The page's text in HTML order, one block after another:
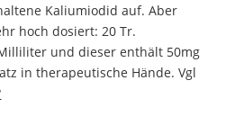
Kaliumiodid auf. Aber
hoch dosiert: 20 Tr.
und dieser enthält 50mg
in therapeutische Hände. Vgl